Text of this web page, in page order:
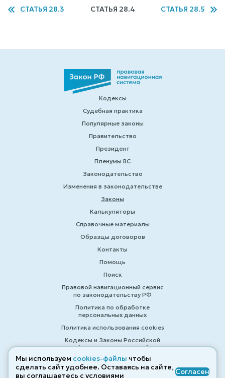
СТАТЬЯ 28.3 СТАТЬЯ 28.4 СТАТЬЯ 28.5
Кодексы
Судебная практика
Популярные законы
Правительство
Президент
Пленумы ВС
Законодательство
Изменения в законодательстве
Законы
Калькуляторы
Справочные материалы
Образцы договоров
Контакты
Помощь
Поиск
Правовой навигационный сервис
по законодательству РФ
Политика по обработке
персональных данных
Политика использования cookies
Кодексы и Законы Российской
Федерации 2007-2026
© ZAKONRF.INFO
Мы используем cookies-файлы чтобы
сделать сайт удобнее. Оставаясь на сайте,
вы соглашаетесь с условиями
Согласен